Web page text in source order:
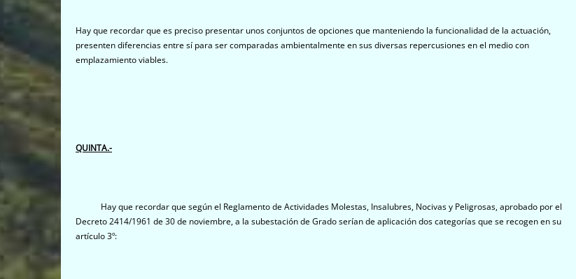
Hay que recordar que es preciso presentar unos conjuntos de opciones que manteniendo la funcionalidad de la actuación,
presenten diferencias entre sí para ser comparadas ambientalmente en sus diversas repercusiones en el medio con
emplazamiento viables.
QUINTA.-
Hay que recordar que según el Reglamento de Actividades Molestas, Insalubres, Nocivas y Peligrosas, aprobado por el
Decreto 2414/1961 de 30 de noviembre, a la subestación de Grado serían de aplicación dos categorías que se recogen en su
artículo 3º: